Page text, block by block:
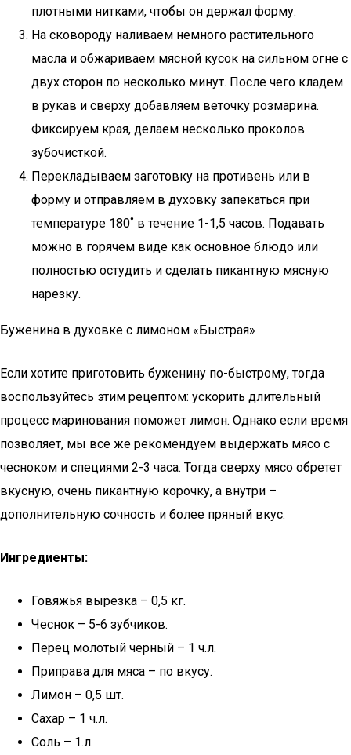
плотными нитками, чтобы он держал форму.
На сковороду наливаем немного растительного
масла и обжариваем мясной кусок на сильном огне с
двух сторон по несколько минут. После чего кладем
в рукав и сверху добавляем веточку розмарина.
Фиксируем края, делаем несколько проколов
зубочисткой.
Перекладываем заготовку на противень или в
форму и отправляем в духовку запекаться при
температуре 180˚ в течение 1-1,5 часов. Подавать
можно в горячем виде как основное блюдо или
полностью остудить и сделать пикантную мясную
нарезку.
Буженина в духовке с лимоном «Быстрая»
Если хотите приготовить буженину по-быстрому, тогда
воспользуйтесь этим рецептом: ускорить длительный
процесс маринования поможет лимон. Однако если время
позволяет, мы все же рекомендуем выдержать мясо с
чесноком и специями 2-3 часа. Тогда сверху мясо обретет
вкусную, очень пикантную корочку, а внутри –
дополнительную сочность и более пряный вкус.
Ингредиенты:
Говяжья вырезка – 0,5 кг.
Чеснок – 5-6 зубчиков.
Перец молотый черный – 1 ч.л.
Приправа для мяса – по вкусу.
Лимон – 0,5 шт.
Сахар – 1 ч.л.
Соль – 1.л.